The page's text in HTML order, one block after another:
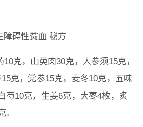
障碍性贫血 秘方
克，山萸肉30克，人参须15克，
克，党参15克，麦冬10克，五味
芍10克，生姜6克，大枣4枚，炙
。